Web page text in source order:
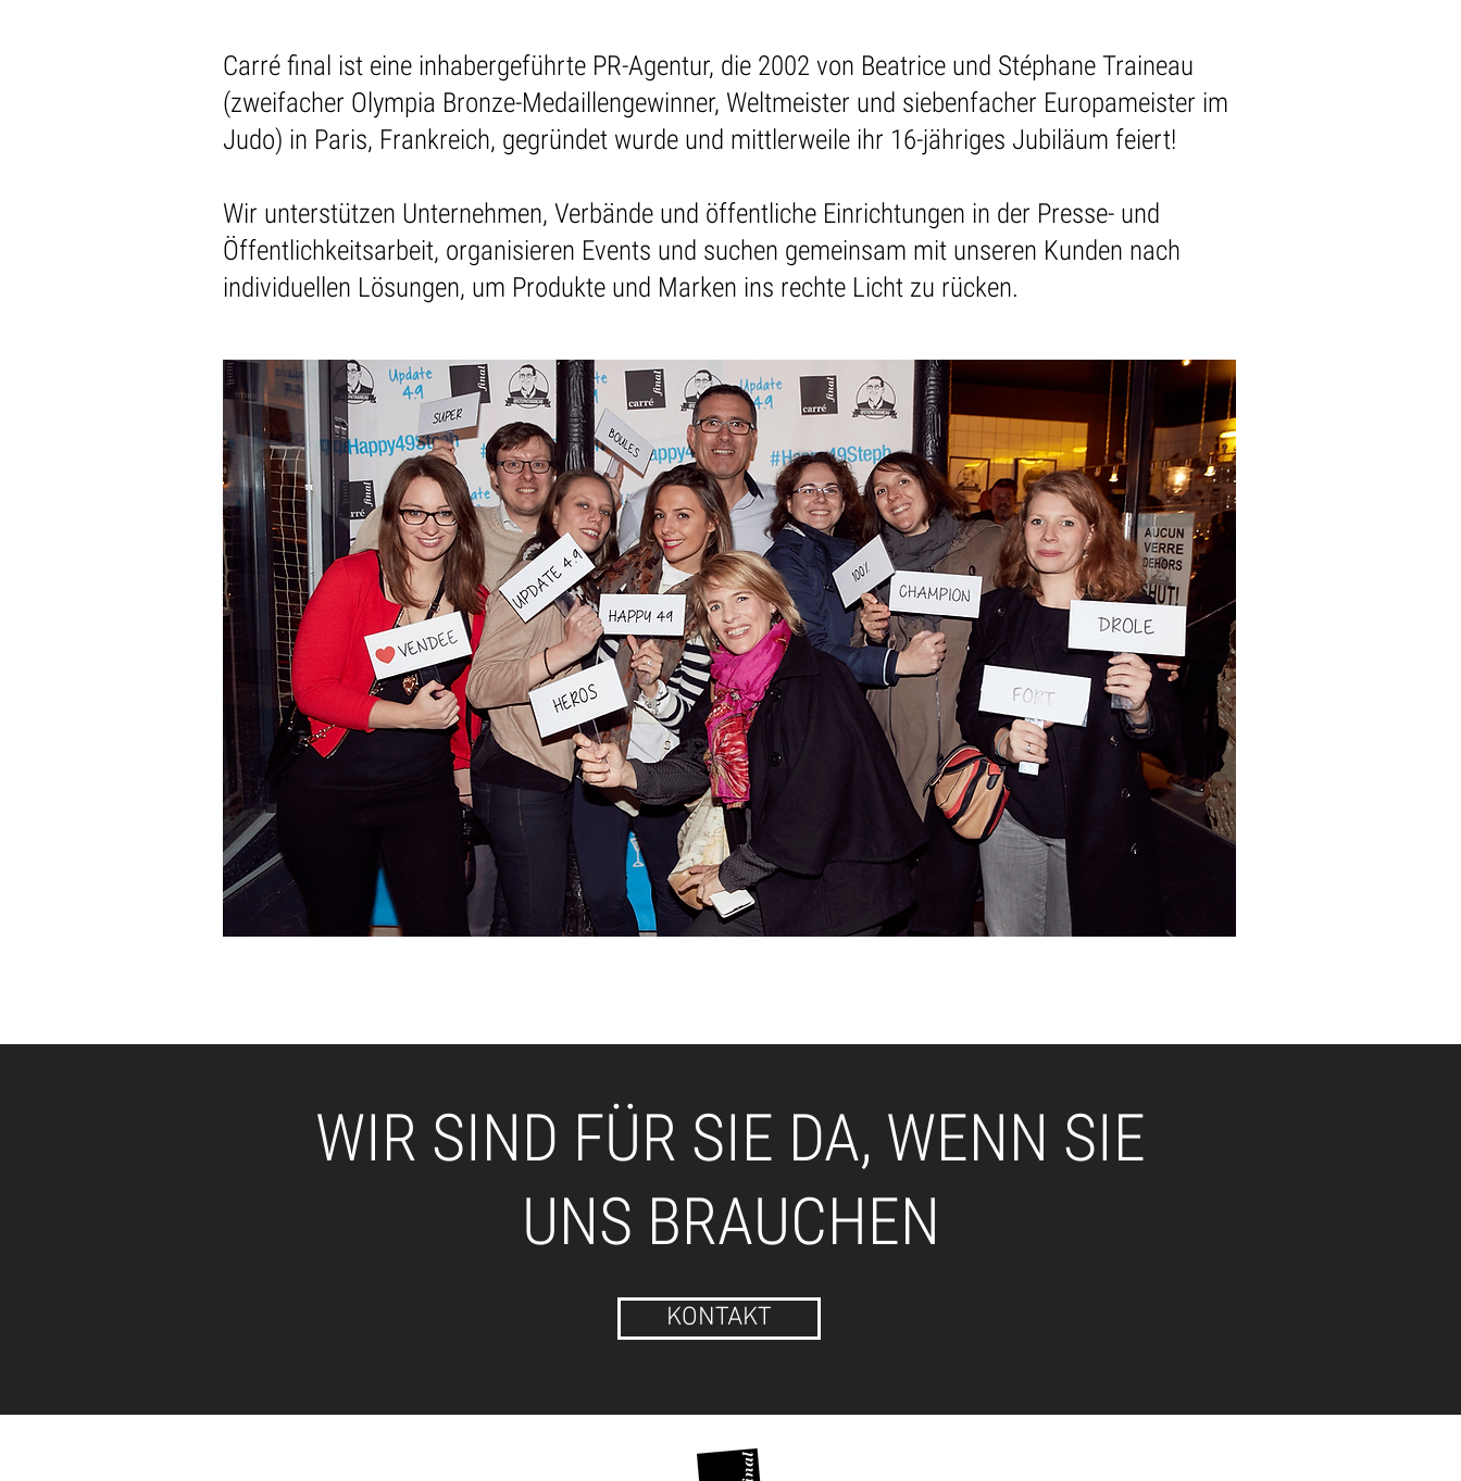
Carré final ist eine inhabergeführte PR-Agentur, die 2002 von Beatrice und Stéphane Traineau
(zweifacher Olympia Bronze-Medaillengewinner, Weltmeister und siebenfacher Europameister im
Judo) in Paris, Frankreich, gegründet wurde und mittlerweile ihr 16-jähriges Jubiläum feiert!
Wir unterstützen Unternehmen, Verbände und öffentliche Einrichtungen in der Presse- und
Öffentlichkeitsarbeit, organisieren Events und suchen gemeinsam mit unseren Kunden nach
individuellen Lösungen, um Produkte und Marken ins rechte Licht zu rücken.
WIR SIND FÜR SIE DA, WENN SIE
UNS BRAUCHEN
KONTAKT